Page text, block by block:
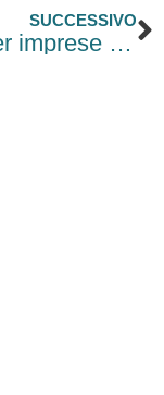
SUCCESSIVO
PEC per imprese e professionisti: obblighi, attivazione e costi